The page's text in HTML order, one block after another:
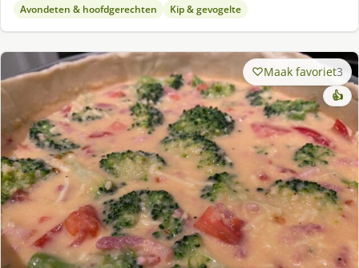
Avondeten & hoofdgerechten Kip & gevogelte
Maak favoriet3
👍